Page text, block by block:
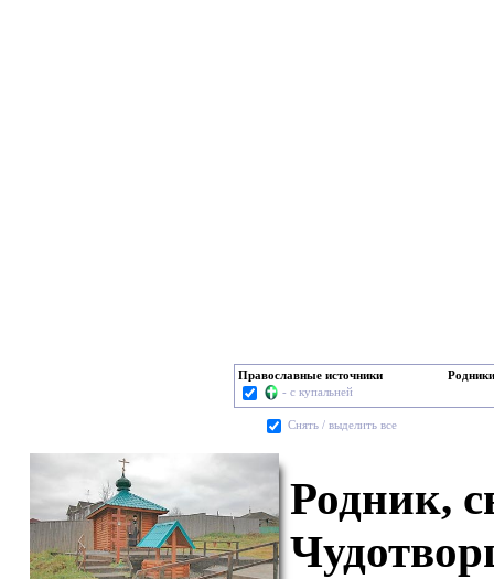
Православные источники
- с купальней
Родники
Cнять / выделить все
Родник,